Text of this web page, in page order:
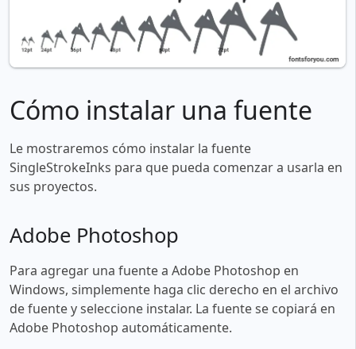
Cómo instalar una fuente
Le mostraremos cómo instalar la fuente
SingleStrokeInks para que pueda comenzar a usarla en
sus proyectos.
Adobe Photoshop
Para agregar una fuente a Adobe Photoshop en
Windows, simplemente haga clic derecho en el archivo
de fuente y seleccione instalar. La fuente se copiará en
Adobe Photoshop automáticamente.